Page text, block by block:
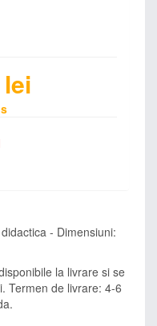
lei
- Dimensiuni:
la livrare si se
Termen de livrare: 4-6